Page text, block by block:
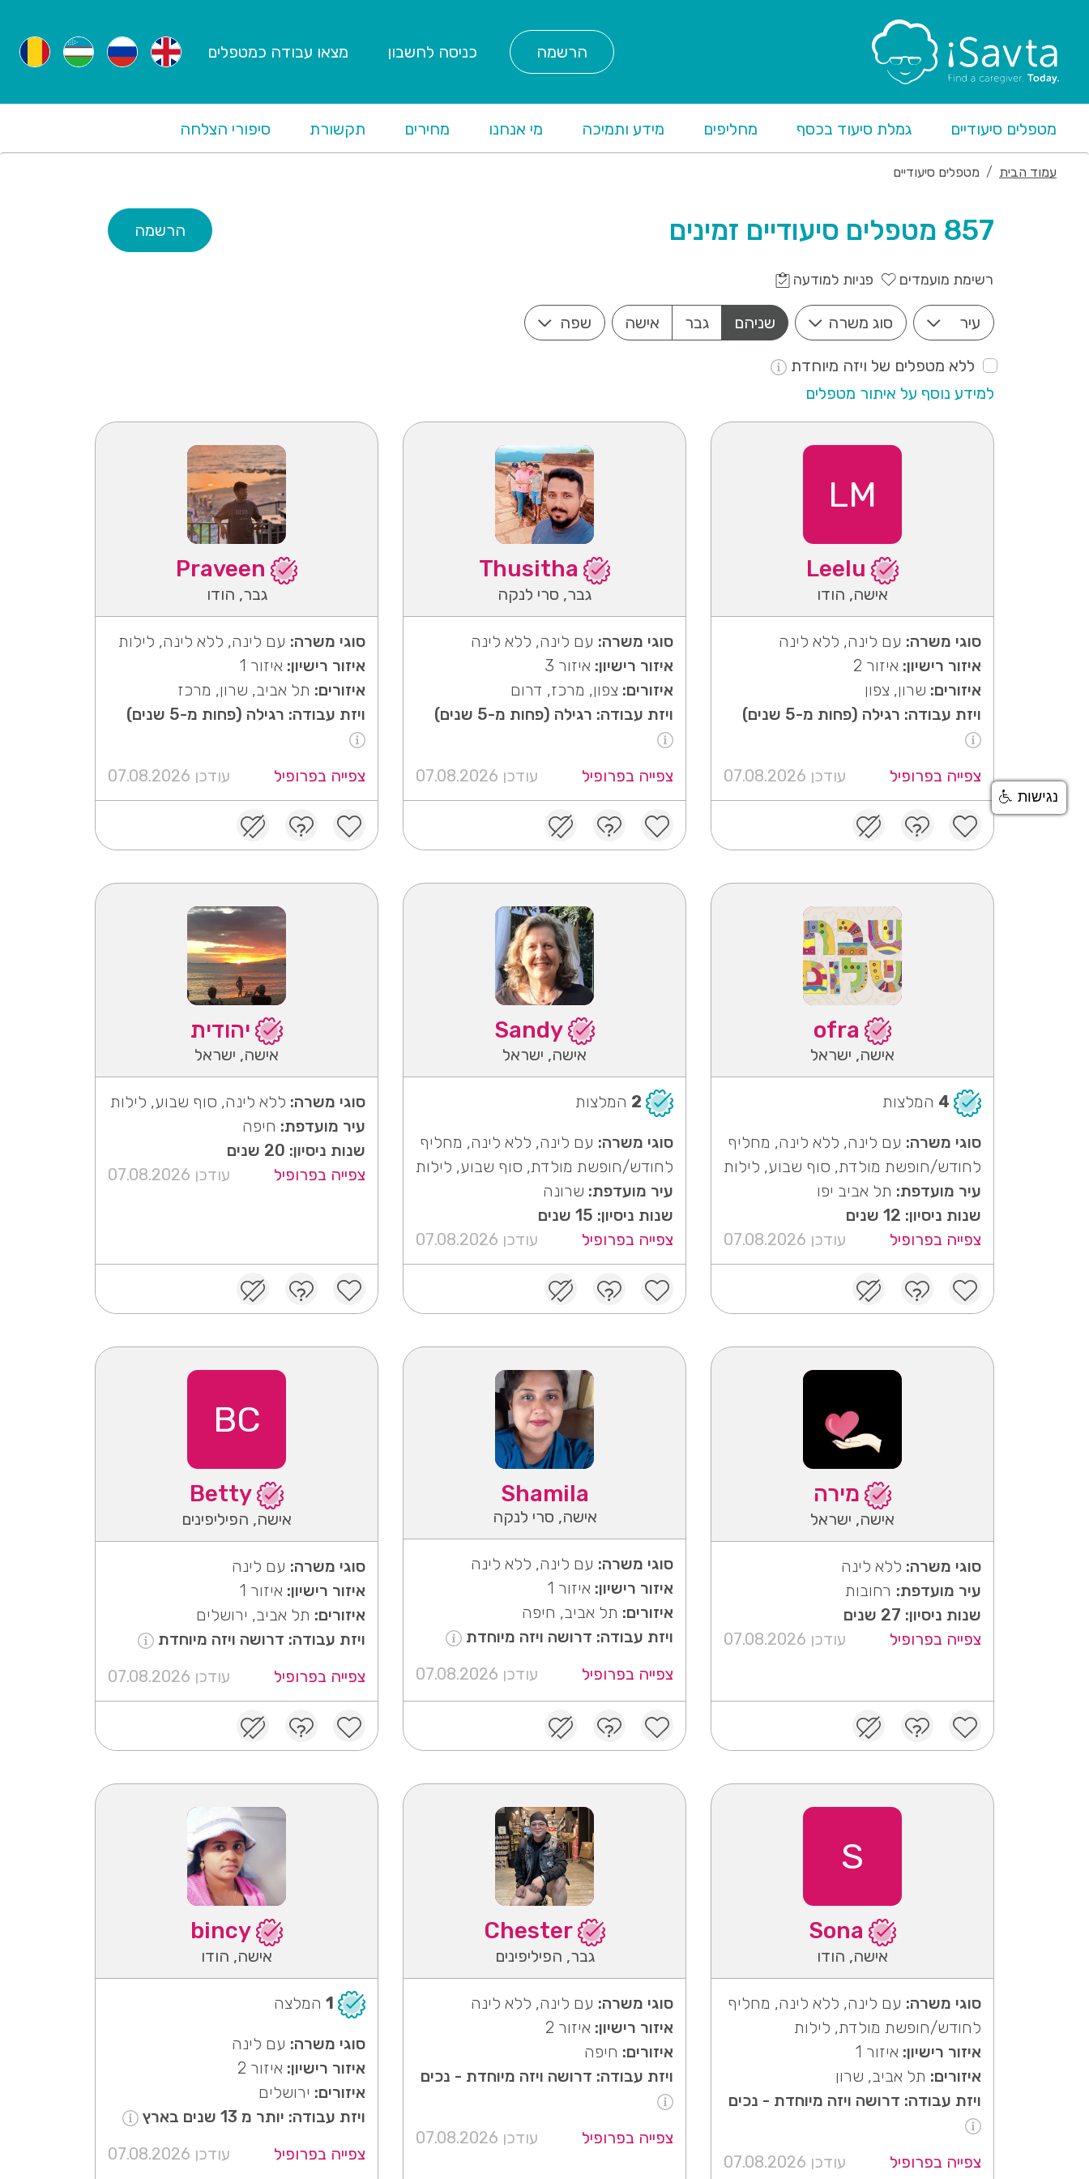
הרשמה כניסה לחשבון מצאו עבודה כמטפלים
מטפלים סיעודיים גמלת סיעוד בכסף מחליפים מידע ותמיכה מי אנחנו מחירים תקשורת סיפורי הצלחה
עמוד הבית מטפלים סיעודיים
857 מטפלים סיעודיים זמינים הרשמה
רשימת מועמדים פניות למודעה
עיר סוג משרה אישה גבר שניהם שפה
ללא מטפלים של ויזה מיוחדת
למידע נוסף על איתור מטפלים
LM
אישה, הודו
סוגי משרה: עם לינה, ללא לינה
איזור רישיון: איזור 2
איזורים: שרון, צפון
ויזת עבודה: רגילה (פחות מ-5 שנים)
צפייה בפרופיל עודכן 07.08.2026
גבר, סרי לנקה
סוגי משרה: עם לינה, ללא לינה
איזור רישיון: איזור 3
איזורים: צפון, מרכז, דרום
ויזת עבודה: רגילה (פחות מ-5 שנים)
צפייה בפרופיל עודכן 07.08.2026
גבר, הודו
סוגי משרה: עם לינה, ללא לינה, לילות
איזור רישיון: איזור 1
איזורים: תל אביב, שרון, מרכז
ויזת עבודה: רגילה (פחות מ-5 שנים)
צפייה בפרופיל עודכן 07.08.2026
אישה, ישראל
4 המלצות
סוגי משרה: עם לינה, ללא לינה, מחליף
לחודש/חופשת מולדת, סוף שבוע, לילות
עיר מועדפת: תל אביב יפו
שנות ניסיון: 12 שנים
צפייה בפרופיל
עודכן 07.08.2026
Sandy
אישה, ישראל
2 המלצות
סוגי משרה: עם לינה, ללא לינה, מחליף
לחודש/חופשת מולדת, סוף שבוע, לילות
עיר מועדפת: שרונה
שנות ניסיון: 15 שנים
צפייה בפרופיל
עודכן 07.08.2026
יהודית
אישה, ישראל
סוגי משרה: ללא לינה, סוף שבוע, לילות
עיר מועדפת: חיפה
שנות ניסיון: 20 שנים
צפייה בפרופיל
עודכן 07.08.2026
מירה
אישה, ישראל
סוגי משרה: ללא לינה
עיר מועדפת: רחובות
שנות ניסיון: 27 שנים
צפייה בפרופיל
עודכן 07.08.2026
Shamila
אישה, סרי לנקה
סוגי משרה: עם לינה, ללא לינה
איזור רישיון: איזור 1
איזורים: תל אביב, חיפה
ויזת עבודה: דרושה ויזה מיוחדת
צפייה בפרופיל
עודכן 07.08.2026
BC
Betty
אישה, הפיליפינים
סוגי משרה: עם לינה
איזור רישיון: איזור 1
איזורים: תל אביב, ירושלים
ויזת עבודה: דרושה ויזה מיוחדת
צפייה בפרופיל
עודכן 07.08.2026
S
אישה, הודו
סוגי משרה: עם לינה, ללא לינה, מחליף
לחודש/חופשת מולדת, לילות
איזור רישיון: איזור 1
איזורים: תל אביב, שרון
ויזת עבודה: דרושה ויזה מיוחדת - נכים
צפייה בפרופיל עודכן 07.08.2026
גבר, הפיליפינים
סוגי משרה: עם לינה, ללא לינה
איזור רישיון: איזור 2
איזורים: חיפה
ויזת עבודה: דרושה ויזה מיוחדת - נכים
צפייה בפרופיל עודכן 07.08.2026
bincy
אישה, הודו
1המלצה
סוגי משרה: עם לינה
איזור רישיון: איזור 2
איזורים: ירושלים
ויזת עבודה: יותר מ 13 שנים בארץ
צפייה בפרופיל
עודכן 07.08.2026
נגישות